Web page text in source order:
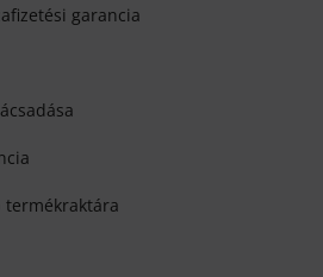
garancia
termékraktára